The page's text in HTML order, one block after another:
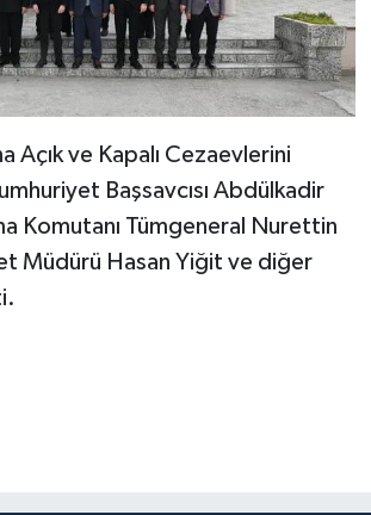
Açık ve Kapalı Cezaevlerini
Başsavcısı Abdülkadir
Komutanı Tümgeneral Nurettin
Müdürü Hasan Yiğit ve diğer